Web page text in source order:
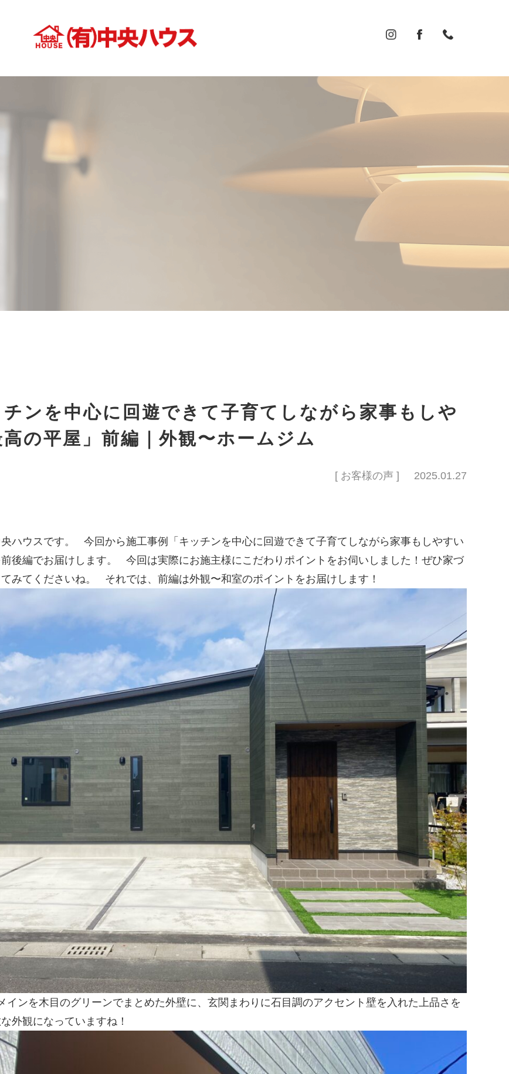
チンを中心に回遊できて子育てしながら家事もしや
の平屋」前編｜外観〜ホームジム
[ お客様の声 ] 2025.01.27
ハウスです。
今回から施工事例「キッチンを中心に回遊できて子育てしながら家事もしやすい
後編でお届けします。
今回は実際にお施主様にこだわりポイントをお伺いしました！ぜひ家づ
みてくださいね。
それでは、前編は外観〜和室のポイントをお届けします！
インを木目のグリーンでまとめた外壁に、玄関まわりに石目調のアクセント壁を入れた上品さを
外観になっていますね！